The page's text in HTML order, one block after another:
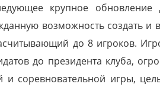
крупное обновление
возможность создать и
до 8 игроков.
до президента клуба,
и соревновательной игры,